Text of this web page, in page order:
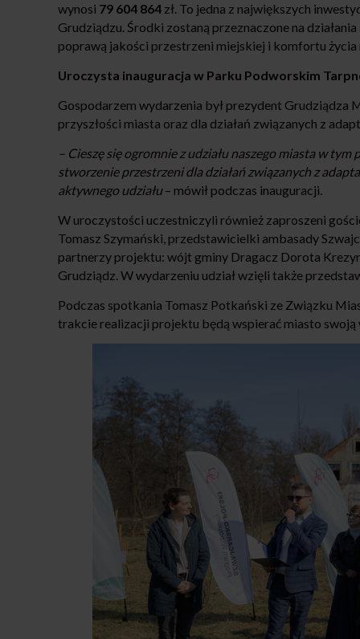
wynosi 79 604 864 zł. To jedna z największych
Grudziądzu. Środki zostaną przeznaczone na
poprawą jakości przestrzeni miejskiej i komfortu życia
Uroczysta inauguracja w Parku Podworskim
Gospodarzem wydarzenia był prezydent Grudziądza
przyszłości miasta oraz dla działań związanych z
– Cieszę się ogromnie z udziału naszego miasta w
stworzenie przestrzeni dla działań związanych z
aktywnego udziału– mówił podczas inauguracji.
W uroczystości uczestniczyli również zaproszeni
Tomasz Szymański, przedstawicielki ambasady
partnerzy projektu: wójt gminy Dragacz Dorota
Grudziądz. W wydarzeniu udział wzięli także
Podczas spotkania Tomasz Potkański ze Związku
trakcie realizacji projektu będą wspierać miasto swoją